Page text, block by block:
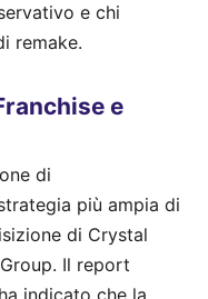
e chi
remake.
e
di
più ampia di
di Crystal
Il report
indicato che la